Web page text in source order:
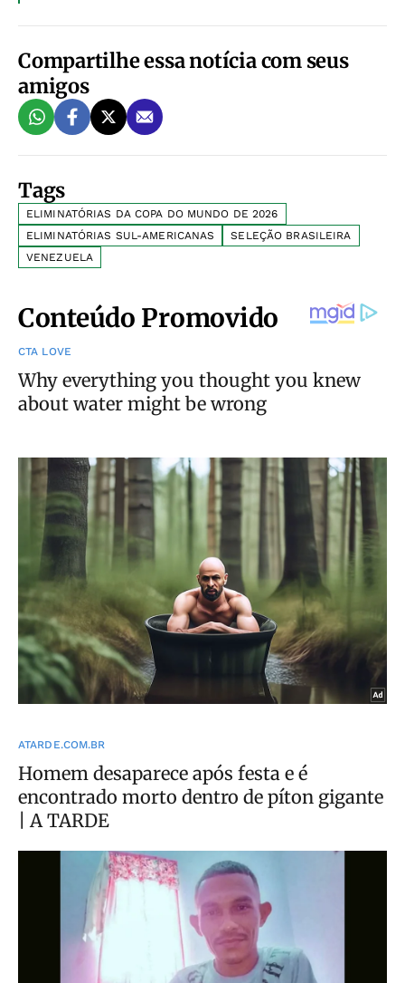
Compartilhe essa notícia com seus
amigos
Tags
ELIMINATÓRIAS DA COPA DO MUNDO DE 2026
ELIMINATÓRIAS SUL-AMERICANAS
SELEÇÃO BRASILEIRA
VENEZUELA